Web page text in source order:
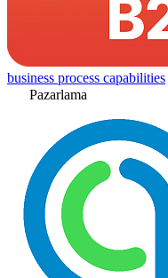
business process capabilities
Pazarlama